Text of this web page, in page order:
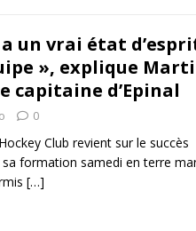
a un vrai état
», explique
capitaine d’Epinal
0
Club revient sur le succès
formation samedi en terre
[…]